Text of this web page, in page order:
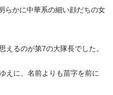
らかに中華系の細い顔だちの女
えるのが第7の大隊長でした。
えに、名前よりも苗字を前に